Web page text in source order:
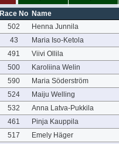
Race No Name
502
Henna Junnila
43
Maria Iso-Ketola
491
Viivi Ollila
500
Karoliina Welin
590
Maria Söderström
524
Maiju Welling
532
Anna Latva-Pukkila
461
Pinja Kauppila
517
Emely Häger